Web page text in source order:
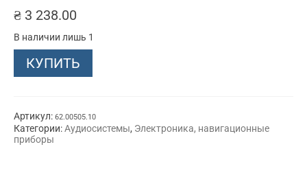
₴ 3 238.00
В наличии лишь 1
товара
Панель
мм,
карбон,
Riviera.
КУПИТЬ
Артикул: 62.00505.10
Категории:Аудиосистемы, Электроника, навигационные
приборы